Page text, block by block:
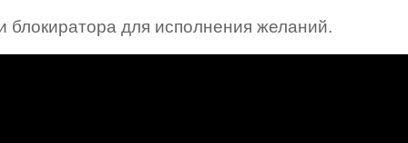
блокиратора для исполнения желаний.